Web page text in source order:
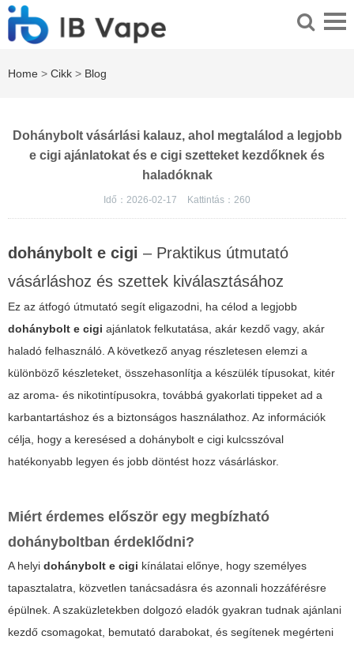
Home > Cikk > Blog
Dohánybolt vásárlási kalauz, ahol megtalálod a legjobb
e cigi ajánlatokat és e cigi szetteket kezdőknek és
haladóknak
Idő：2026-02-17 Kattintás： 260
dohánybolt e cigi – Praktikus útmutató
vásárláshoz és szettek kiválasztásához
Ez az átfogó útmutató segít eligazodni, ha célod a legjobb
dohánybolt e cigi ajánlatok felkutatása, akár kezdő vagy, akár
haladó felhasználó. A következő anyag részletesen elemzi a
különböző készleteket, összehasonlítja a készülék típusokat, kitér
az aroma- és nikotintípusokra, továbbá gyakorlati tippeket ad a
karbantartáshoz és a biztonságos használathoz. Az információk
célja, hogy a keresésed a dohánybolt e cigi kulcsszóval
hatékonyabb legyen és jobb döntést hozz vásárláskor.
Miért érdemes először egy megbízható
dohányboltban érdeklődni?
A helyi dohánybolt e cigi kínálatai előnye, hogy személyes
tapasztalatra, közvetlen tanácsadásra és azonnali hozzáférésre
épülnek. A szaküzletekben dolgozó eladók gyakran tudnak ajánlani
kezdő csomagokat, bemutató darabokat, és segítenek megérteni